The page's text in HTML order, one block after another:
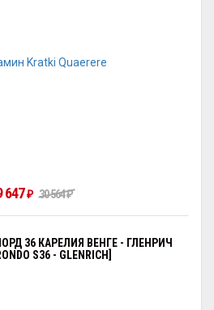
647 ₽ 30 564₽
36 КАРЕЛИЯ ВЕНГЕ - ГЛЕНРИЧ
S36 - GLENRICH]